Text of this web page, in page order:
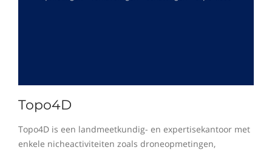
Topo4D
Topo4D is een landmeetkundig- en expertisekantoor met
enkele nicheactiviteiten zoals droneopmetingen,